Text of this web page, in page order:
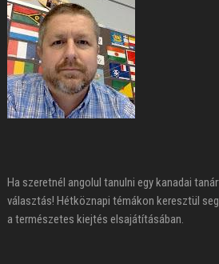
Ha szeretnél angolul tanulni egy kanadai
választás! Hétköznapi témákon keresztül
a természetes kiejtés elsajátításában.